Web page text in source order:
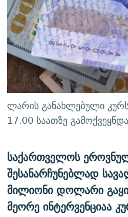
ᲛᲝᲚᲐᲞᲐᲠᲐᲙᲔ ᲢᲔᲥᲡᲢᲔᲑᲘ
ᲨᲘᲜ - ᲣᲪᲮᲝᲔᲗᲨᲘ
ᲚᲘᲢᲔᲠᲐᲢᲣᲠᲣᲚᲘ ᲬᲐᲮᲜᲐᲒᲔᲑᲘ
ᲐᲛᲔᲠᲘᲙᲣᲚᲘ ᲛᲝᲗᲮᲠᲝᲑᲐ
ᲘᲛᲞᲔᲠᲘᲐ ᲓᲐ ᲠᲐᲓᲘᲝ
ᲩᲔᲛᲘ ᲡᲘᲙᲕᲓᲘᲚᲘᲡ ᲛᲘᲖᲔᲖᲘᲐ
11 ᲬᲔᲚᲘ - 11 ᲐᲛᲑᲐᲕᲘ
ᲡᲐᲞᲐᲠᲚᲐᲛᲔᲜᲢᲝ
ᲑᲐᲕᲨᲕᲔᲑᲘ ᲞᲠᲝᲡᲢᲘᲢᲣᲪᲘᲐᲨᲘ
5 ᲐᲛᲑᲐᲕᲘ - 20 ᲘᲕᲜᲘᲡᲡ
ᲐᲒᲕᲘᲡᲢᲝᲡ ᲝᲛᲘ
ᲒᲐᲛᲝᲘᲬᲔᲠᲔ
რთე/რთ-ის ყველა
ლარის განახლებული
17:00 საათზე
საქართველოს
შესანარჩუნებლად
მილიონი დოლარი
მეორე ინტერვენციაა